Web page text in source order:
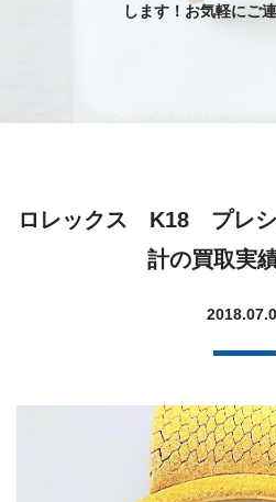
します！お気軽にご
ロレックス K18 プレ
計の買取実